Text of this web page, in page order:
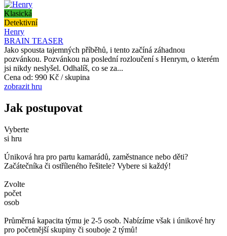
Klasická
Detektivní
Henry
BRAIN TEASER
Jako spousta tajemných příběhů, i tento začíná záhadnou
pozvánkou. Pozvánkou na poslední rozloučení s Henrym, o kterém
jsi nikdy neslyšel. Odhalíš, co se za...
Cena od: 990 Kč / skupina
zobrazit hru
Jak postupovat
Vyberte
si hru
Úniková hra pro partu kamarádů, zaměstnance nebo děti?
Začátečníka či ostříleného řešitele? Vybere si každý!
Zvolte
počet
osob
Průměrná kapacita týmu je 2-5 osob. Nabízíme však i únikové hry
pro početnější skupiny či souboje 2 týmů!